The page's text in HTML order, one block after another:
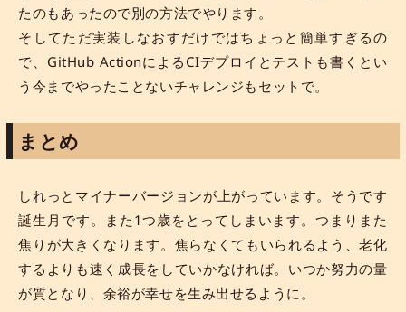
たのもあったので別の方法でやります。
そしてただ実装しなおすだけではちょっと簡単すぎるの
で、GitHub ActionによるCIデプロイとテストも書くとい
う今までやったことないチャレンジもセットで。
まとめ
しれっとマイナーバージョンが上がっています。そうです
誕生月です。また1つ歳をとってしまいます。つまりまた
焦りが大きくなります。焦らなくてもいられるよう、老化
するよりも速く成長をしていかなければ。いつか努力の量
が質となり、余裕が幸せを生み出せるように。